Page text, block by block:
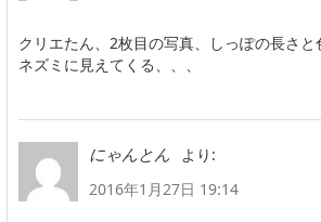
クリエたん、2枚目の写真、しっぽの長さ
ネズミに見えてくる、、、
にゃんとん
より:
2016年1月27日 19:14